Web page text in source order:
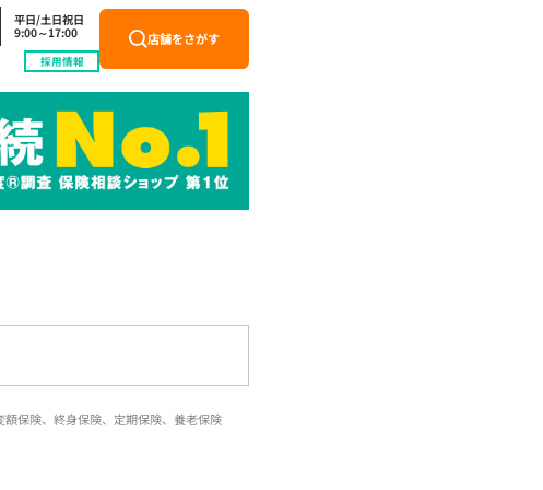
平日/土日祝日
9:00～17:00
採用情報
店舗をさがす
保険、終身保険、定期保険、養老保険